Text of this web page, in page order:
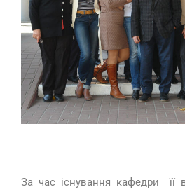
За час існування кафедри її